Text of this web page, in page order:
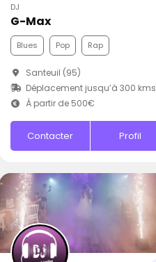
DJ
G-Max
Blues Pop Rap
Santeuil (95)
Déplacement jusqu’à 300 kms
À partir de 500€
Contacter Profil